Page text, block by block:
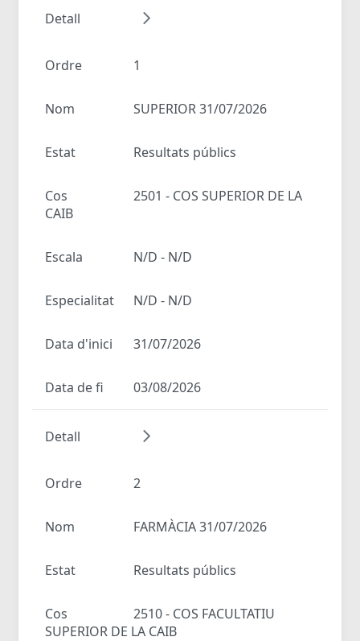
Detall
Ordre 1
Nom SUPERIOR 31/07/2026
Estat Resultats públics
Cos
2501 - COS SUPERIOR DE LA
CAIB
Escala N/D - N/D
Especialitat N/D - N/D
Data d'inici 31/07/2026
Data de fi 03/08/2026
Detall
Ordre 2
Nom FARMÀCIA 31/07/2026
Estat Resultats públics
Cos
2510 - COS FACULTATIU
SUPERIOR DE LA CAIB